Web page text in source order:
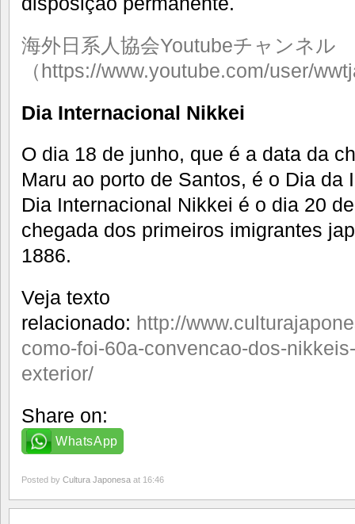
海外日系人協会Youtubeチャンネル
（https://www.youtube.com/user/
Dia Internacional Nikkei
O dia 18 de junho, que é a data da
Maru ao porto de Santos, é o Dia da
Dia Internacional Nikkei é o dia 20
chegada dos primeiros imigrantes
1886.
Veja texto
relacionado: http://
como-foi-60a-convencao-dos-
exterior/
Share on:
WhatsApp
Posted by Cultura Japonesa at 16:46